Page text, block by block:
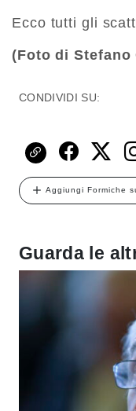
Ecco tutti gli
(Foto di Stefano
CONDIVIDI SU:
Aggiungi Formiche
Guarda le